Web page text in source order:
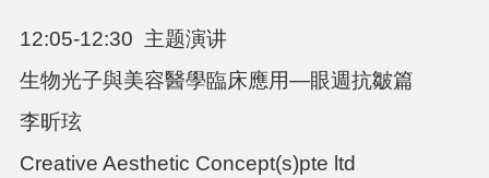
12:05-12:30 主题演讲
生物光子與美容醫學臨床應用—眼週抗皺篇
李昕玹
Creative Aesthetic Concept(s)pte ltd